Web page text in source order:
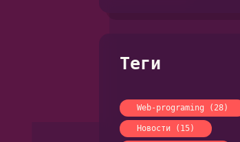
Теги
Web-programing (28)
Новости (15)